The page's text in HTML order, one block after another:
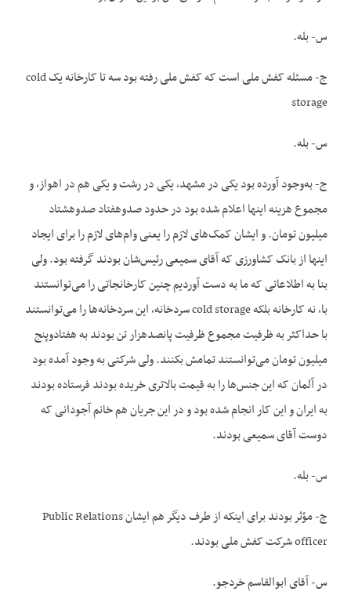
س- بله.
ج- مسئله کفش ملی است که کفش ملی رفته بود سه تا کارخانه یک cold
storage
س- بله.
ج- به‌وجود آورده بود یکی در مشهد، یکی در رشت و یکی هم در اهواز، و
مجموع هزینه اینها اعلام شده بود در حدود صدوهفتاد صدوهشتاد
میلیون تومان. و ایشان کمک‌های لازم را یعنی وام‌های لازم را برای ایجاد
اینها از بانک کشاورزی که آقای سمیعی رئیس‌شان بودند گرفته بود. ولی
بنا به اطلاعاتی که ما به دست آوردیم چنین کارخانجاتی را می‌توانستند
با، نه کارخانه بلکه cold storage سردخانه، این سردخانه‌ها را می‌توانستند
با حداکثر به ظرفیت مجموع ظرفیت پانصدهزار تن بودند به هفتادوپنج
میلیون تومان می‌توانستند تمامش بکنند. ولی شرکتی به وجود آمده بود
در آلمان که این جنس‌ها را به قیمت بالاتری خریده بودند فرستاده بودند
به ایران و این کار انجام شده بود و در این جریان هم خانم آجودانی که
دوست آقای سمیعی بودند.
س- بله.
ج- مؤثر بودند برای اینکه از طرف دیگر هم ایشان Public Relations
officer شرکت کفش ملی بودند.
س- آقای ابوالقاسم خردجو.